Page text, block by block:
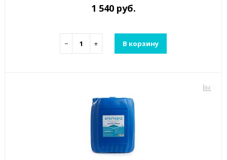
1 540 руб.
− + В корзину